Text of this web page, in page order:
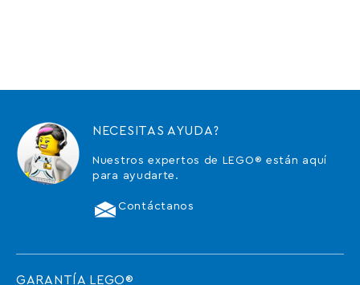
NECESITAS AYUDA?
Nuestros expertos de LEGO® están aquí
para ayudarte.
Contáctanos
GARANTÍA LEGO®